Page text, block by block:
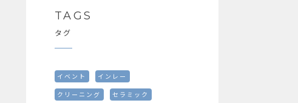
TAGS
タグ
イベント
インレー
クリーニング
セラミック